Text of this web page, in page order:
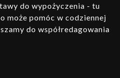
do wypożyczenia - tu
może pomóc w codziennej
do współredagowania